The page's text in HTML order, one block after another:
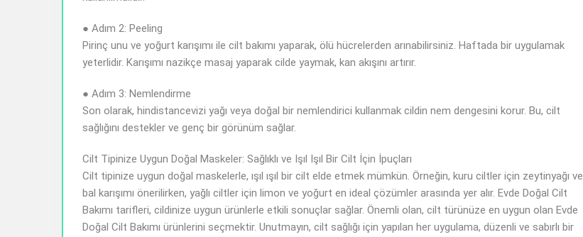
● Adım 2: Peeling
Pirinç unu ve yoğurt karışımı ile cilt bakımı yaparak, ölü hücrelerden arınabilirsiniz. Haftada bir uygulamak
yeterlidir. Karışımı nazikçe masaj yaparak cilde yaymak, kan akışını artırır.
● Adım 3: Nemlendirme
Son olarak, hindistancevizi yağı veya doğal bir nemlendirici kullanmak cildin nem dengesini korur. Bu, cilt
sağlığını destekler ve genç bir görünüm sağlar.
Cilt Tipinize Uygun Doğal Maskeler: Sağlıklı ve Işıl Işıl Bir Cilt İçin İpuçları
Cilt tipinize uygun doğal maskelerle, ışıl ışıl bir cilt elde etmek mümkün. Örneğin, kuru ciltler için zeytinyağı ve
bal karışımı önerilirken, yağlı ciltler için limon ve yoğurt en ideal çözümler arasında yer alır. Evde Doğal Cilt
Bakımı tarifleri, cildinize uygun ürünlerle etkili sonuçlar sağlar. Önemli olan, cilt türünüze en uygun olan Evde
Doğal Cilt Bakımı ürünlerini seçmektir. Unutmayın, cilt sağlığı için yapılan her uygulama, düzenli ve sabırlı bir